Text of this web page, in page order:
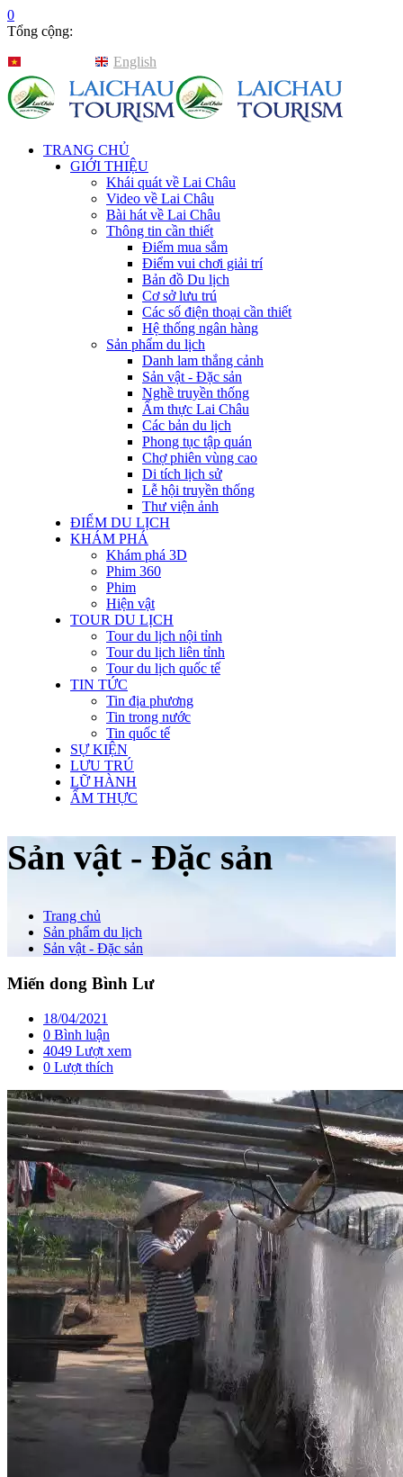
0
Tổng cộng:
English
TRANG CHỦ
GIỚI THIỆU
Khái quát về Lai Châu
Video về Lai Châu
Bài hát về Lai Châu
Thông tin cần thiết
Điểm mua sắm
Điểm vui chơi giải trí
Bản đồ Du lịch
Cơ sở lưu trú
Các số điện thoại cần thiết
Hệ thống ngân hàng
Sản phẩm du lịch
Danh lam thắng cảnh
Sản vật - Đặc sản
Nghề truyền thống
Ẩm thực Lai Châu
Các bản du lịch
Phong tục tập quán
Chợ phiên vùng cao
Di tích lịch sử
Lễ hội truyền thống
Thư viện ảnh
ĐIỂM DU LỊCH
KHÁM PHÁ
Khám phá 3D
Phim 360
Phim
Hiện vật
TOUR DU LỊCH
Tour du lịch nội tỉnh
Tour du lịch liên tỉnh
Tour du lịch quốc tế
TIN TỨC
Tin địa phương
Tin trong nước
Tin quốc tế
SỰ KIỆN
LƯU TRÚ
LỮ HÀNH
ẨM THỰC
Sản vật - Đặc sản
Trang chủ
Sản phẩm du lịch
Sản vật - Đặc sản
Miến dong Bình Lư
18/04/2021
0 Bình luận
4049 Lượt xem
0 Lượt thích